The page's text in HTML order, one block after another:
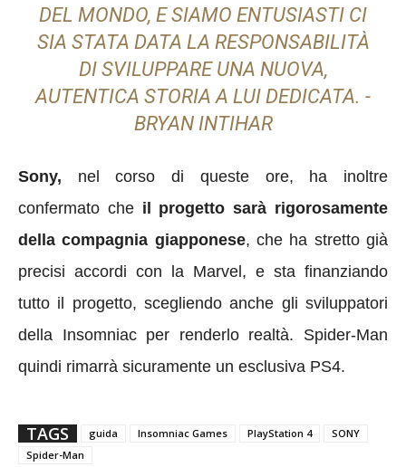
DEL MONDO, E SIAMO ENTUSIASTI CI
SIA STATA DATA LA RESPONSABILITÀ
DI SVILUPPARE UNA NUOVA,
AUTENTICA STORIA A LUI DEDICATA. -
BRYAN INTIHAR
Sony, nel corso di queste ore, ha inoltre
confermato che il progetto sarà rigorosamente
della compagnia giapponese, che ha stretto già
precisi accordi con la Marvel, e sta finanziando
tutto il progetto, scegliendo anche gli sviluppatori
della Insomniac per renderlo realtà. Spider-Man
quindi rimarrà sicuramente un esclusiva PS4.
TAGS guida Insomniac Games PlayStation 4
SONY
Spider-Man